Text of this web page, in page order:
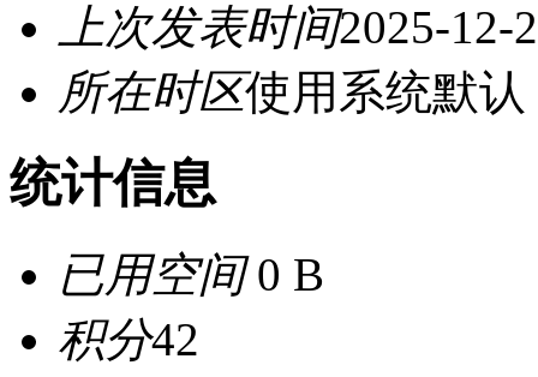
上次发表时间2025-12-
所在时区使用系统默认
统计信息
已用空间0 B
积分42